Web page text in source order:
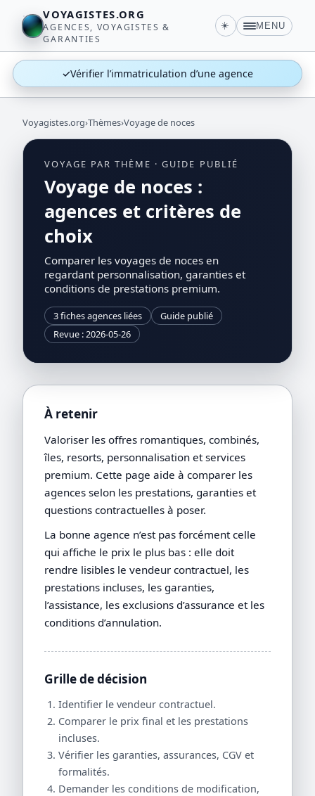
VOYAGISTES.ORG
AGENCES, VOYAGISTES &
GARANTIES
☀️ MENU
✓Vérifier l’immatriculation d’une agence
Voyagistes.org›Thèmes›Voyage de noces
VOYAGE PAR THÈME · GUIDE PUBLIÉ
Voyage de noces :
agences et critères de
choix
Comparer les voyages de noces en
regardant personnalisation, garanties et
conditions de prestations premium.
3 fiches agences liées
Guide publié
Revue : 2026-05-26
À retenir
Valoriser les offres romantiques, combinés,
îles, resorts, personnalisation et services
premium. Cette page aide à comparer les
agences selon les prestations, garanties et
questions contractuelles à poser.
La bonne agence n’est pas forcément celle
qui affiche le prix le plus bas : elle doit
rendre lisibles le vendeur contractuel, les
prestations incluses, les garanties,
l’assistance, les exclusions d’assurance et les
conditions d’annulation.
Grille de décision
Identifier le vendeur contractuel.
Comparer le prix final et les prestations
incluses.
Vérifier les garanties, assurances, CGV et
formalités.
Demander les conditions de modification,